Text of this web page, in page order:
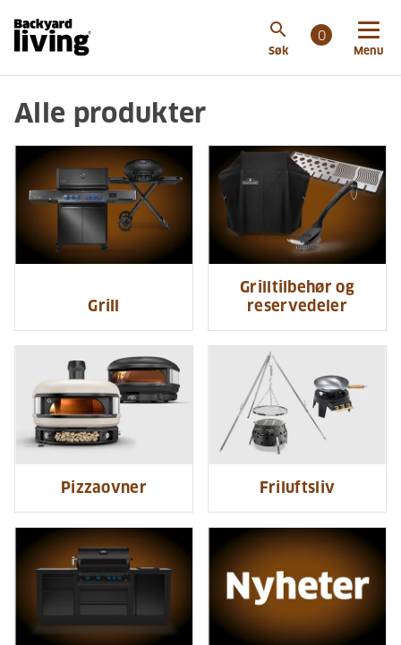
search
Søk
0
Menu
Alle produkter
Grill
Grilltilbehør og
reservedeler
Pizzaovner Friluftsliv